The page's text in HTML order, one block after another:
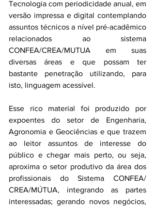
Tecnologia com periodicidade anual, em
versão impressa e digital contemplando
assuntos técnicos a nível pré-acadêmico
relacionados ao sistema
CONFEA/CREA/MUTUA em suas
diversas áreas e que possam ter
bastante penetração utilizando, para
isto, linguagem acessível.
Esse rico material foi produzido por
expoentes do setor de Engenharia,
Agronomia e Geociências e que trazem
ao leitor assuntos de interesse do
público e chegar mais perto, ou seja,
aproxima o setor produtivo da área dos
profissionais do Sistema CONFEA/
CREA/MÚTUA, integrando as partes
interessadas; gerando novos negócios,